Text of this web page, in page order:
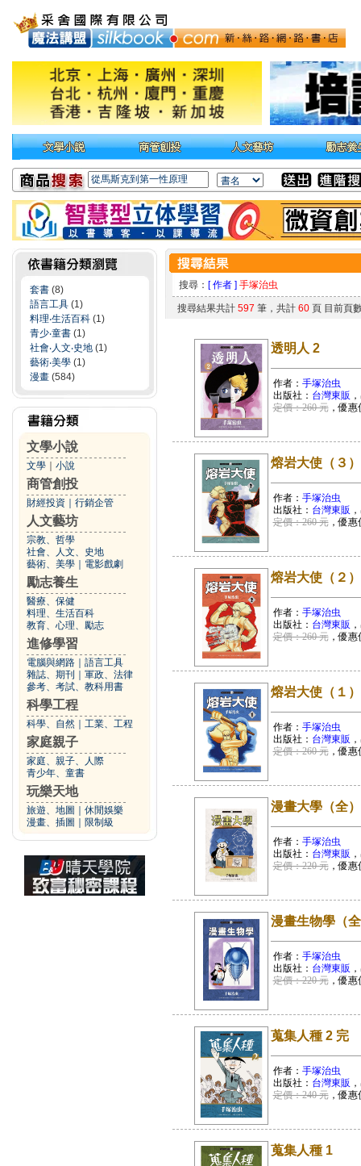
套書 (8)
語言工具 (1)
料理‧生活百科 (1)
青少‧童書 (1)
社會‧人文‧史地 (1)
藝術‧美學 (1)
漫畫 (584)
文學小說
文學 小說
商管創投
財經投資 行銷企管
人文藝坊
宗教、哲學
社會、人文、史地
藝術、美學
電影戲劇
勵志養生
醫療、保健
料理、生活百科
教育、心理、勵志
進修學習
電腦與網路
語言工具
雜誌、期刊
軍政、法律
參考、考試、教科用書
科學工程
科學、自然 工業、工程
家庭親子
家庭、親子、人際
青少年、童書
玩樂天地
旅遊、地圖
休閒娛樂
漫畫、插圖
限制級
搜尋： [ 作者 ] 手塚治虫
搜尋結果共計 597 筆，共計 60頁 目前頁
透明人 2
作者： 手塚治虫
出版社： 台灣東販
定價：260 元，優惠
熔岩大使（３
作者： 手塚治虫
出版社： 台灣東販
定價：260 元，優惠
熔岩大使（２）
作者： 手塚治虫
出版社： 台灣東販
定價：260 元，優惠
熔岩大使（１）
作者： 手塚治虫
出版社： 台灣東販
定價：260 元，優惠
漫畫大學（全）
作者： 手塚治虫
出版社： 台灣東販
定價：220 元，優惠
漫畫生物學（
作者： 手塚治虫
出版社： 台灣東販
定價：220 元，優惠
蒐集人種 2 完
作者： 手塚治虫
出版社： 台灣東販
定價：240 元，優惠
蒐集人種 1